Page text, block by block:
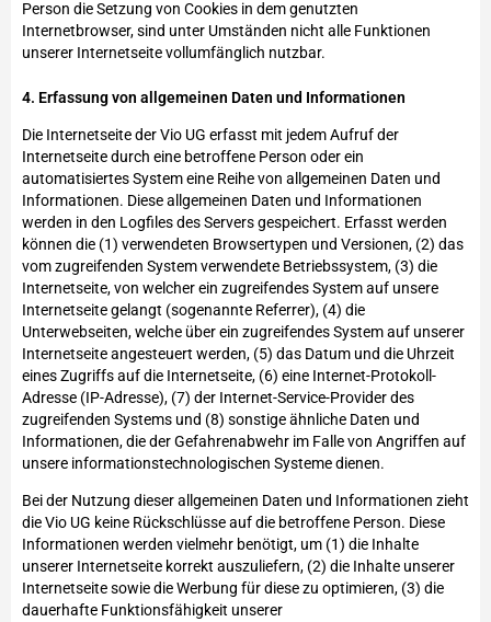
Person die Setzung von Cookies in dem genutzten
Internetbrowser, sind unter Umständen nicht alle Funktionen
unserer Internetseite vollumfänglich nutzbar.
4. Erfassung von allgemeinen Daten und Informationen
Die Internetseite der Vio UG erfasst mit jedem Aufruf der
Internetseite durch eine betroffene Person oder ein
automatisiertes System eine Reihe von allgemeinen Daten und
Informationen. Diese allgemeinen Daten und Informationen
werden in den Logfiles des Servers gespeichert. Erfasst werden
können die (1) verwendeten Browsertypen und Versionen, (2) das
vom zugreifenden System verwendete Betriebssystem, (3) die
Internetseite, von welcher ein zugreifendes System auf unsere
Internetseite gelangt (sogenannte Referrer), (4) die
Unterwebseiten, welche über ein zugreifendes System auf unserer
Internetseite angesteuert werden, (5) das Datum und die Uhrzeit
eines Zugriffs auf die Internetseite, (6) eine Internet-Protokoll-
Adresse (IP-Adresse), (7) der Internet-Service-Provider des
zugreifenden Systems und (8) sonstige ähnliche Daten und
Informationen, die der Gefahrenabwehr im Falle von Angriffen auf
unsere informationstechnologischen Systeme dienen.
Bei der Nutzung dieser allgemeinen Daten und Informationen zieht
die Vio UG keine Rückschlüsse auf die betroffene Person. Diese
Informationen werden vielmehr benötigt, um (1) die Inhalte
unserer Internetseite korrekt auszuliefern, (2) die Inhalte unserer
Internetseite sowie die Werbung für diese zu optimieren, (3) die
dauerhafte Funktionsfähigkeit unserer